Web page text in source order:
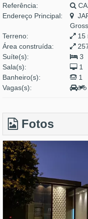
Referência:
Endereço Principal:
Terreno:
15
Área construída:
Suíte(s):
3
Sala(s):
1
Banheiro(s):
1
Vagas(s):
Fotos